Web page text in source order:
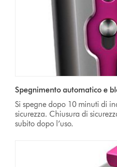
Spegnimento automatico e
Si spegne dopo 10 minuti di
sicurezza. Chiusura di
subito dopo l’uso.